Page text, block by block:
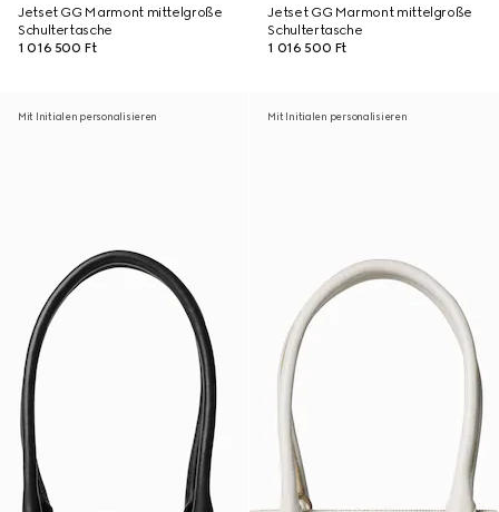
Jetset GG Marmont mittelgroße
Schultertasche
1 016 500 Ft
Jetset GG Marmont mittelgroße
Schultertasche
1 016 500 Ft
Mit Initialen personalisieren Mit Initialen personalisieren